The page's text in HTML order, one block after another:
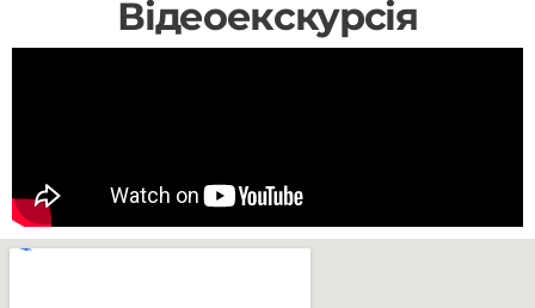
Відеоекскурсія